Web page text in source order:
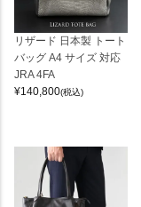
リザード 日本製 トート
バッグ A4 サイズ 対応
JRA 4FA
¥140,800(税込)